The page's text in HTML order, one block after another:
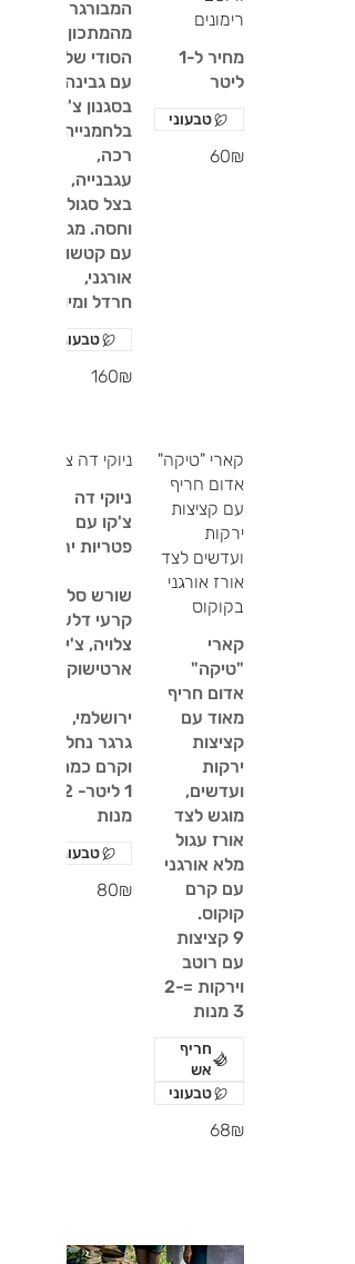
רימונים
מחיר ל-1
ליטר
‏60 ‏₪
טבעוני
המבורגר
מהמתכון
הסודי שלנו
עם גבינה
בסגנון צ'דר
בלחמנייה
רכה,
עגבנייה,
בצל סגול
וחסה. מגיע
עם קטשופ
אורגני,
חרדל ומיונז.
‏160 ‏₪
טבעוני
קארי "טיקה"
אדום חריף
עם קציצות
ירקות
ועדשים לצד
אורז אורגני
בקוקוס
קארי
"טיקה"
אדום חריף
מאוד עם
קציצות
ירקות
ועדשים,
מוגש לצד
אורז עגול
מלא אורגני
עם קרם
9 קציצות
עם רוטב
וירקות =2-
3 מנות
‏68 ‏₪
חריף
אש
טבעוני
ניוקי דה צ׳קו
ניוקי דה
צ'קו עם
שורש סלרי,
קרעי דלעת
צלויה, צ'יפס
ירושלמי,
גרגר נחלים
וקרם כמהין.
1 ליטר- 2
מנות
‏80 ‏₪
טבעוני